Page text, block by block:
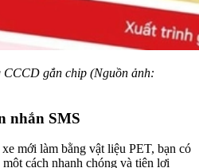
gắn chip (Nguồn ảnh:
nhắn SMS
mới làm bằng vật liệu PET, bạn có
cách nhanh chóng và tiện lợi